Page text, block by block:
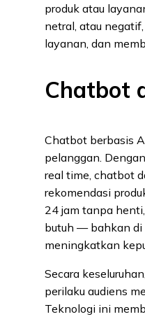
produk atau
netral, atau
layanan, dan
Chatbot
Chatbot berbasis
pelanggan.
real time, chatbot
rekomendasi
24 jam tanpa
butuh — bahkan di
meningkatkan
Secara
perilaku audiens
Teknologi ini